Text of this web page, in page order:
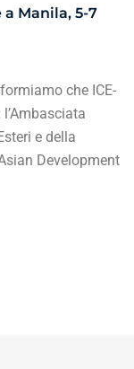
Manila, 5-7
che ICE-
e della
Development